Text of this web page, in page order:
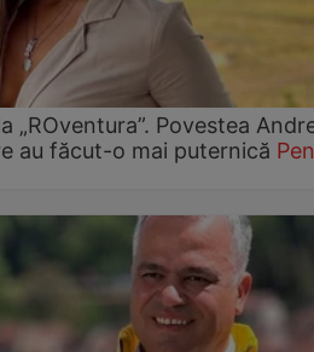
„ROventura”. Povestea
au făcut-o mai puternică